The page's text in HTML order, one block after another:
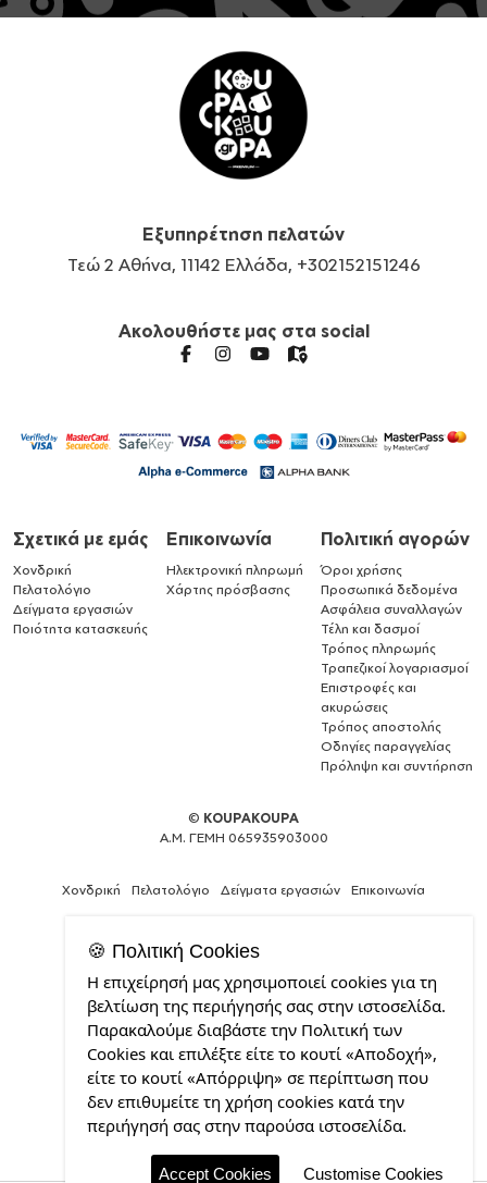
Εξυπηρέτηση πελατών
Τεώ 2 Αθήνα, 11142 Ελλάδα, +302152151246
Ακολουθήστε μας στα social
Σχετικά με εμάς
Χονδρική
Πελατολόγιο
Δείγματα εργασιών
Ποιότητα κατασκευής
Επικοινωνία
Ηλεκτρονική πληρωμή
Χάρτης πρόσβασης
Πολιτική αγορών
Όροι χρήσης
Προσωπικά δεδομένα
Ασφάλεια συναλλαγών
Τέλη και δασμοί
Τρόπος πληρωμής
Τραπεζικοί λογαριασμοί
Επιστροφές και
ακυρώσεις
Τρόπος αποστολής
Οδηγίες παραγγελίας
Πρόληψη και συντήρηση
© KOUPAKOUPA
Α.Μ. ΓΕΜΗ 065935903000
Χονδρική Πελατολόγιο Δείγματα εργασιών Επικοινωνία
Θέλεις
και
εσύ
μια
επαγγελματική
ιστοσελίδα;
από
την
CDL.gr
🍪 Πολιτική Cookies
Η επιχείρησή μας χρησιμοποιεί cookies για τη
βελτίωση της περιήγησής σας στην ιστοσελίδα.
Παρακαλούμε διαβάστε την Πολιτική των
Cookies και επιλέξτε είτε το κουτί «Αποδοχή»,
είτε το κουτί «Απόρριψη» σε περίπτωση που
δεν επιθυμείτε τη χρήση cookies κατά την
περιήγησή σας στην παρούσα ιστοσελίδα.
Accept Cookies Customise Cookies